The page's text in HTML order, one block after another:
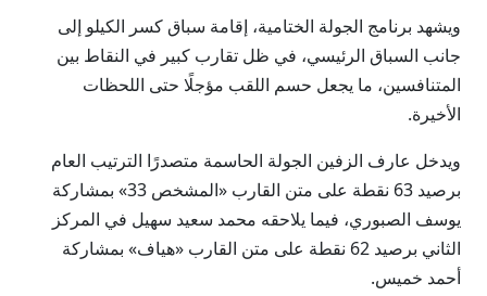
ويشهد برنامج الجولة الختامية، إقامة سباق كسر الكيلو إلى
جانب السباق الرئيسي، في ظل تقارب كبير في النقاط بين
المتنافسين، ما يجعل حسم اللقب مؤجلًا حتى اللحظات
الأخيرة.
ويدخل عارف الزفين الجولة الحاسمة متصدرًا الترتيب العام
برصيد 63 نقطة على متن القارب «المشخص 33» بمشاركة
يوسف الصبوري، فيما يلاحقه محمد سعيد سهيل في المركز
الثاني برصيد 62 نقطة على متن القارب «هياف» بمشاركة
أحمد خميس.